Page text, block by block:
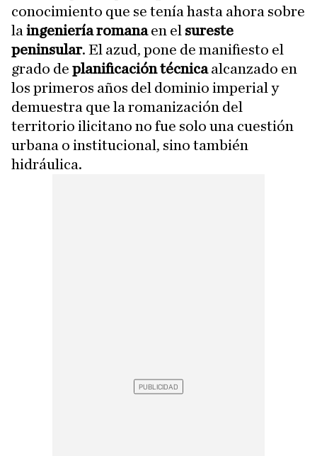
conocimiento que se tenía hasta ahora sobre
la ingeniería romanaen el sureste
peninsular. El azud, pone de manifiesto el
grado de planificación técnicaalcanzado en
los primeros años del dominio imperial y
demuestra que la romanización del
territorio ilicitano no fue solo una cuestión
urbana o institucional, sino también
hidráulica.